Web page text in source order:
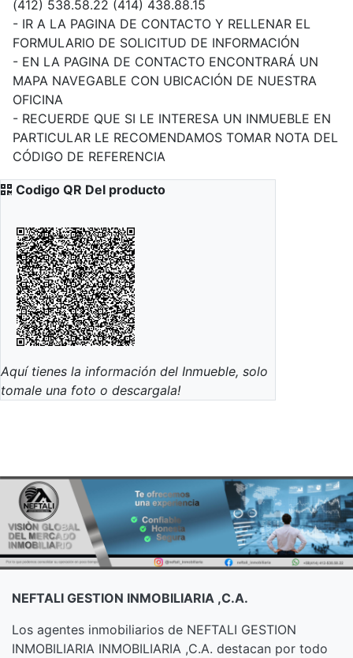
(412) 538.58.22 (414) 438.88.15
- IR A LA PAGINA DE CONTACTO Y RELLENAR EL
FORMULARIO DE SOLICITUD DE INFORMACIÓN
- EN LA PAGINA DE CONTACTO ENCONTRARÁ UN
MAPA NAVEGABLE CON UBICACIÓN DE NUESTRA
OFICINA
- RECUERDE QUE SI LE INTERESA UN INMUEBLE EN
PARTICULAR LE RECOMENDAMOS TOMAR NOTA DEL
CÓDIGO DE REFERENCIA
Codigo QR Del producto
Aquí tienes la información del Inmueble, solo
tomale una foto o descargala!
NEFTALI GESTION INMOBILIARIA ,C.A.
Los agentes inmobiliarios de NEFTALI GESTION
INMOBILIARIA INMOBILIARIA ,C.A. destacan por todo